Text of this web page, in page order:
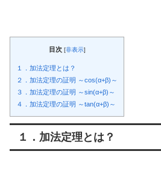
目次 [非表示]
１．加法定理とは？
２．加法定理の証明 ～cos(α+β)～
３．加法定理の証明 ～sin(α+β)～
４．加法定理の証明 ～tan(α+β)～
１．加法定理とは？